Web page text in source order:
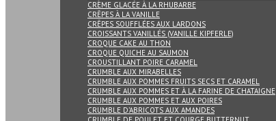
CRÈME GLACÉE À LA RHUBARBE
CRÊPES À LA VANILLE
CRÊPES SOUFFLÉES AUX LARDONS
CROISSANTS VANILLÉS (VANILLE KIPFERLE)
CROQUE CAKE AU THON
CROQUE QUICHE AU SAUMON
CROUSTILLANT POIRE CARAMEL
CRUMBLE AUX MIRABELLES
CRUMBLE AUX POMMES FRUITS SECS ET CARAMEL
CRUMBLE AUX POMMES ET À LA FARINE DE CHATAIGNE
CRUMBLE AUX POMMES ET AUX POIRES
CRUMBLE D’ABRICOTS AUX AMANDES